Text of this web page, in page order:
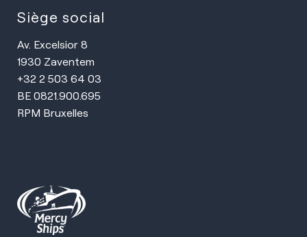
Siège social
Av. Excelsior 8
1930 Zaventem
+32 2 503 64 03
BE 0821.900.695
RPM Bruxelles